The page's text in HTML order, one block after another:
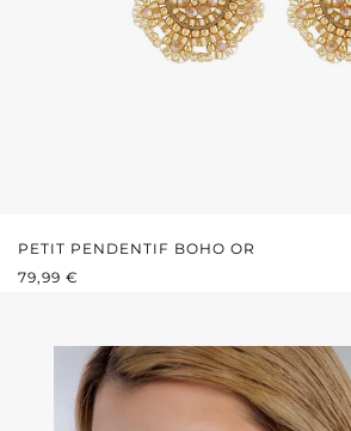
PETIT PENDENTIF BOHO OR
PRIX RÉGULIER :
79,99 €